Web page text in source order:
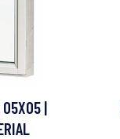
05X05 |